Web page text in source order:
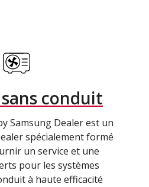
conduit
Samsung Dealer est un
spécialement formé
un service et une
pour les systèmes
à haute efficacité